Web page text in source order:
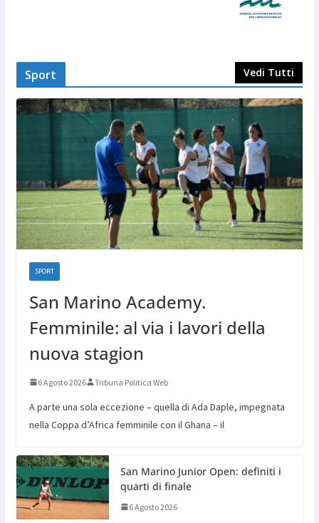
Sport Vedi Tutti
SPORT
San Marino Academy.
Femminile: al via i lavori della
nuova stagion
6 Agosto 2026 Tribuna Politica Web
A parte una sola eccezione – quella di Ada Daple, impegnata
nella Coppa d’Africa femminile con il Ghana – il
San Marino Junior Open: definiti i
quarti di finale
6 Agosto 2026